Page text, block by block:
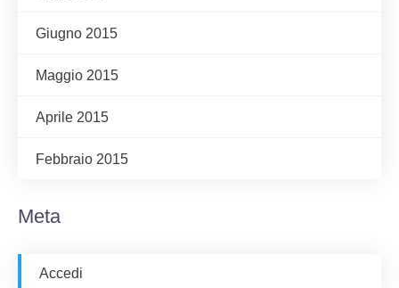
Giugno 2015
Maggio 2015
Aprile 2015
Febbraio 2015
Meta
Accedi